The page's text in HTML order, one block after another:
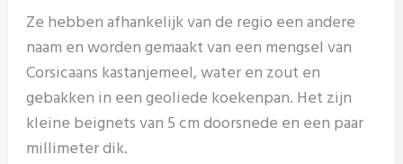
Ze hebben afhankelijk van de regio een andere
naam en worden gemaakt van een mengsel van
Corsicaans kastanjemeel, water en zout en
gebakken in een geoliede koekenpan. Het zijn
kleine beignets van 5 cm doorsnede en een paar
millimeter dik.